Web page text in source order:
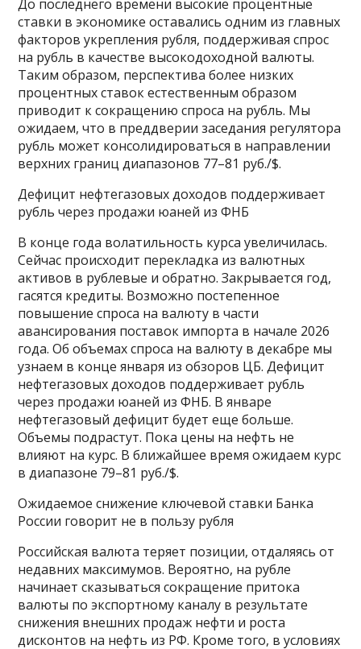
До последнего времени высокие процентные
ставки в экономике оставались одним из главных
факторов укрепления рубля, поддерживая спрос
на рубль в качестве высокодоходной валюты.
Таким образом, перспектива более низких
процентных ставок естественным образом
приводит к сокращению спроса на рубль. Мы
ожидаем, что в преддверии заседания регулятора
рубль может консолидироваться в направлении
верхних границ диапазонов 77–81 руб./$.
Дефицит нефтегазовых доходов поддерживает
рубль через продажи юаней из ФНБ
В конце года волатильность курса увеличилась.
Сейчас происходит перекладка из валютных
активов в рублевые и обратно. Закрывается год,
гасятся кредиты. Возможно постепенное
повышение спроса на валюту в части
авансирования поставок импорта в начале 2026
года. Об объемах спроса на валюту в декабре мы
узнаем в конце января из обзоров ЦБ. Дефицит
нефтегазовых доходов поддерживает рубль
через продажи юаней из ФНБ. В январе
нефтегазовый дефицит будет еще больше.
Объемы подрастут. Пока цены на нефть не
влияют на курс. В ближайшее время ожидаем курс
в диапазоне 79–81 руб./$.
Ожидаемое снижение ключевой ставки Банка
России говорит не в пользу рубля
Российская валюта теряет позиции, отдаляясь от
недавних максимумов. Вероятно, на рубле
начинает сказываться сокращение притока
валюты по экспортному каналу в результате
снижения внешних продаж нефти и роста
дисконтов на нефть из РФ. Кроме того, в условиях